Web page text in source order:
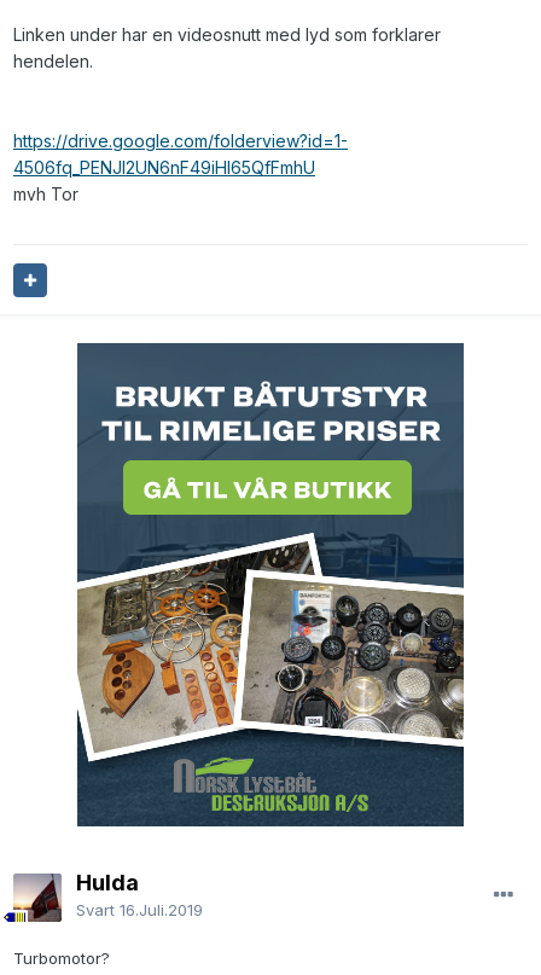
Linken under har en videosnutt med lyd som forklarer
hendelen.
https://drive.google.com/folderview?id=1-
4506fq_PENJl2UN6nF49iHl65QfFmhU
mvh Tor
Hulda
Svart 16.Juli.2019
Turbomotor?